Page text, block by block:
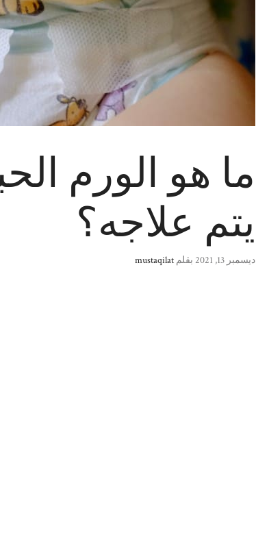
ما هو الورم
يتم علاجه؟
ديسمبر 13, 2021 بقلمmustaqilat